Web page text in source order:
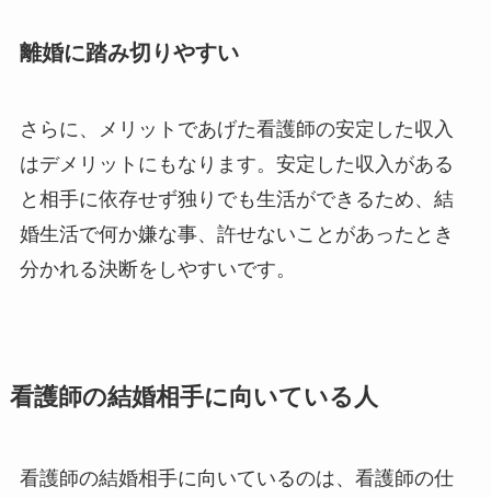
離婚に踏み切りやすい
さらに、メリットであげた看護師の安定した収入
はデメリットにもなります。安定した収入がある
と相手に依存せず独りでも生活ができるため、結
婚生活で何か嫌な事、許せないことがあったとき
分かれる決断をしやすいです。
看護師の結婚相手に向いている人
看護師の結婚相手に向いているのは、看護師の仕